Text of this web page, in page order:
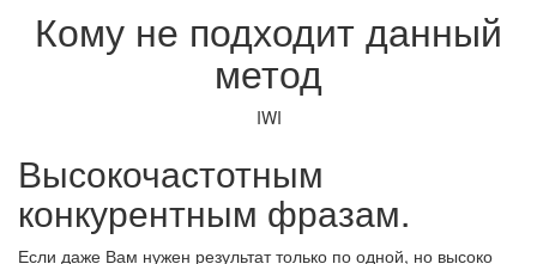
Кому не подходит данный
метод
IWI
Высокочастотным
конкурентным фразам.
Если даже Вам нужен результат только по одной, но высоко